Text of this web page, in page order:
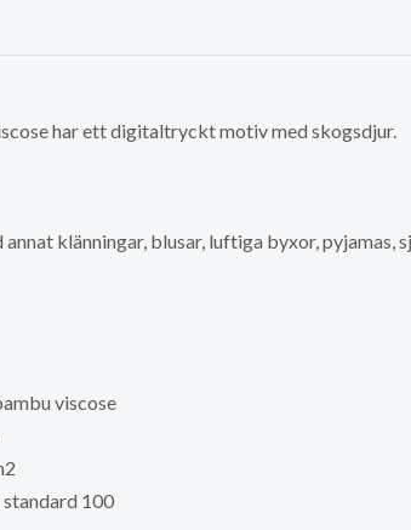
har ett digitaltryckt motiv med skogsdjur.
klänningar, blusar, luftiga byxor, pyjamas,
viscose
100